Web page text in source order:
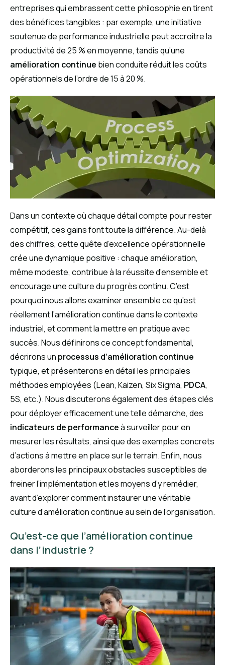
entreprises qui embrassent cette philosophie en tirent
des bénéfices tangibles : par exemple, une initiative
soutenue de performance industrielle peut accroître la
productivité de 25 % en moyenne, tandis qu’une
amélioration continue bien conduite réduit les coûts
opérationnels de l’ordre de 15 à 20 %.
Dans un contexte où chaque détail compte pour rester
compétitif, ces gains font toute la différence. Au-delà
des chiffres, cette quête d’excellence opérationnelle
crée une dynamique positive : chaque amélioration,
même modeste, contribue à la réussite d’ensemble et
encourage une culture du progrès continu. C’est
pourquoi nous allons examiner ensemble ce qu’est
réellement l’amélioration continue dans le contexte
industriel, et comment la mettre en pratique avec
succès. Nous définirons ce concept fondamental,
décrirons un processus d’amélioration continue
typique, et présenterons en détail les principales
méthodes employées (Lean, Kaizen, Six Sigma, PDCA,
5S, etc.). Nous discuterons également des étapes clés
pour déployer efficacement une telle démarche, des
indicateurs de performanceà surveiller pour en
mesurer les résultats, ainsi que des exemples concrets
d’actions à mettre en place sur le terrain. Enfin, nous
aborderons les principaux obstacles susceptibles de
freiner l’implémentation et les moyens d’y remédier,
avant d’explorer comment instaurer une véritable
culture d’amélioration continue au sein de l’organisation.
Qu’est-ce que l’amélioration continue
dans l’industrie ?